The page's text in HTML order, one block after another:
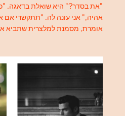
"את בסדר?" היא שואלת בדאגה.
אהיה," אני עונה לה. "תתקשרי אם
אומרת, מסמנת למלצרית שתביא